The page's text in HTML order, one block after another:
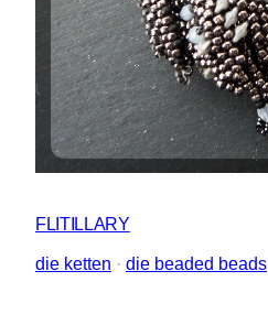
FLITILLARY
die ketten · die beaded beads